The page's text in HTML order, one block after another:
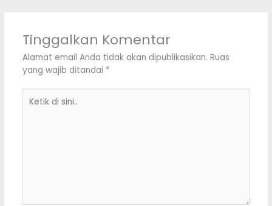
Tinggalkan Komentar
Alamat email Anda tidak akan dipublikasikan. Ruas
yang wajib ditandai *